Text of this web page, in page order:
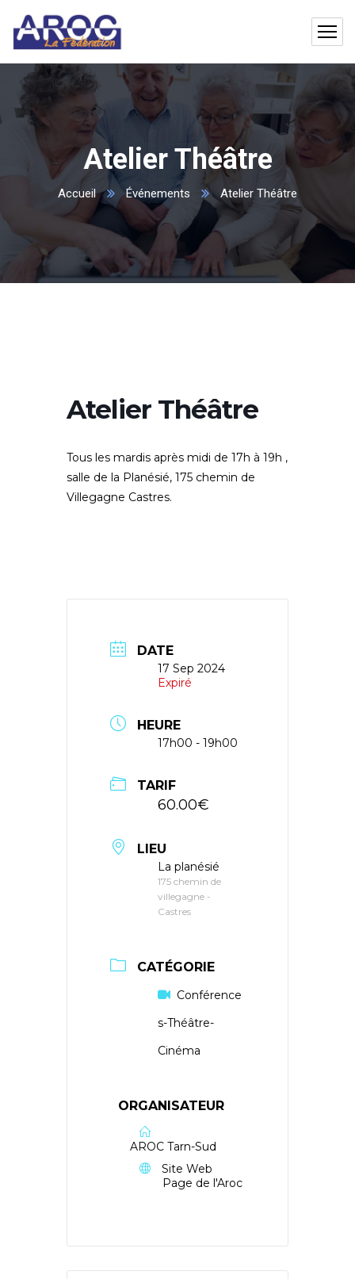
Atelier Théâtre
Accueil Événements Atelier Théâtre
Atelier Théâtre
Tous les mardis après midi de 17h à 19h ,
salle de la Planésié, 175 chemin de
Villegagne Castres.
DATE
17 Sep 2024
Expiré
HEURE
17h00 - 19h00
TARIF
60.00€
LIEU
La planésié
175 chemin de
villegagne -
Castres
CATÉGORIE
Conférence
s-Théâtre-
Cinéma
ORGANISATEUR
AROC Tarn-Sud
Site Web
Page de l'Aroc